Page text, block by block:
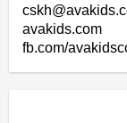
avakids.com
fb.com/